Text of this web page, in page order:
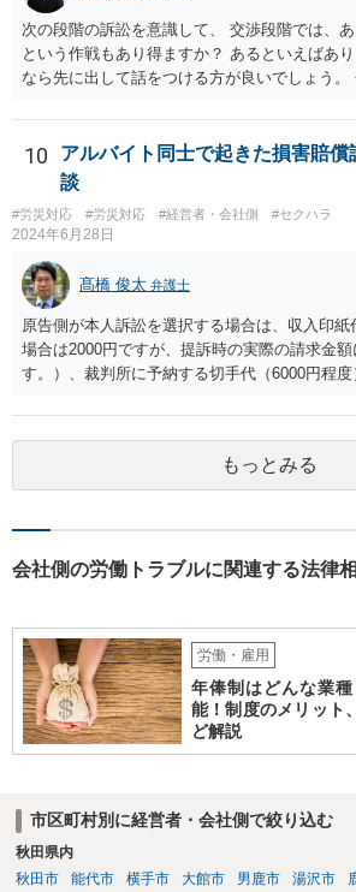
をしてもらわなければなりません。 親会社が
ことは理論上可能ですが，あなたに対して追及
自身が会社に対して追う責任（例えば任務懈
ます。子会社の負債をあなたに負わせること
いてくれないと，辞任の登記をするためには
する必要が生じます。
次の段階の訴訟を意識して、 交渉段階では、
という作戦もあり得ますか？ あるといえばあ
なら先に出して話をつける方が良いでしょう
す。 それと認定はある事実と証拠の関係でさ
うほどに駆け引き的な要素はありません。
10
アルバイト同士で起きた損害賠償
談
#労災対応 #労災対応 #経営者・会社側 #セクハラ
2024年6月28日
髙橋 俊太 弁護士
原告側が本人訴訟を選択する場合は、収入印紙
場合は2000円ですが、提訴時の実際の請求金額
す。）、裁判所に予納する切手代（6000円程
書類郵送代（通信費等）の負担が考えられま
合には、上記に加えて弁護士費用が必要とな
もっとみる
会社側の労働トラブルに関連する法律
労働・雇用
年俸制はどんな業
能！制度のメリット
ど解説
市区町村別に経営者・会社側で絞り込む
秋田県内
秋田市
能代市 横手市 大館市 男鹿市 湯沢市